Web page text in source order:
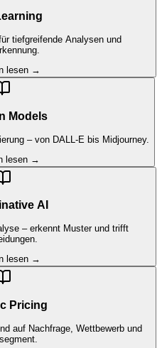
tiefgreifende Analysen und
lesen →
Models
– von DALL-E bis Midjourney.
lesen →
AI
– erkennt Muster und trifft
lesen →
Pricing
auf Nachfrage, Wettbewerb und